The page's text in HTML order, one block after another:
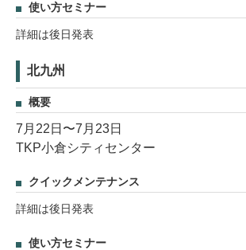
使い方セミナー
詳細は後日発表
北九州
概要
7月22日〜7月23日
TKP小倉シティセンター
クイックメンテナンス
詳細は後日発表
使い方セミナー